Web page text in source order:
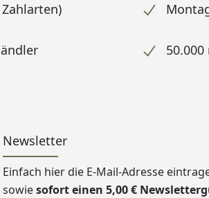
50.000
Newsletter
Einfach hier die E-Mail-Adresse
sowiesofort einen 5,00 €